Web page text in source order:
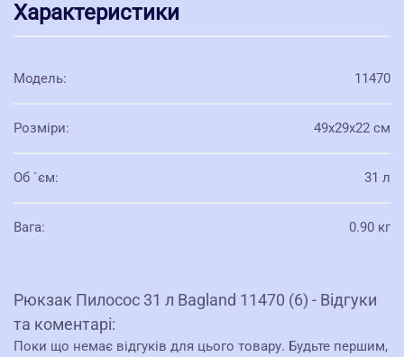
Характеристики
Модель: 11470
Розміри: 49x29x22 см
Об `єм: 31 л
Вага: 0.90 кг
Рюкзак Пилосос 31 л Bagland 11470 (6) - Відгуки
та коментарі:
Поки що немає відгуків для цього товару. Будьте першим,